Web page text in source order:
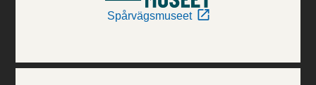
Spårvägsmuseet